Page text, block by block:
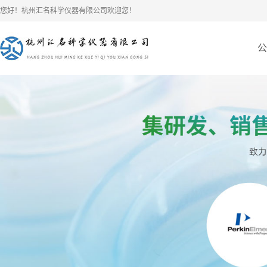
您好！杭州汇名科学仪器有限公司欢迎您！